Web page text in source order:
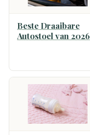
Beste Draaibare
Autostoel van 2026